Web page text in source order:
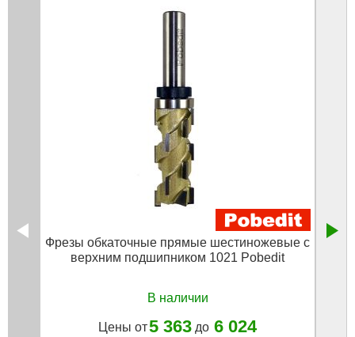
Фрезы обкаточные прямые шестиножевые с
верхним подшипником 1021 Pobedit
В наличии
Цены от5 363 до 6 024